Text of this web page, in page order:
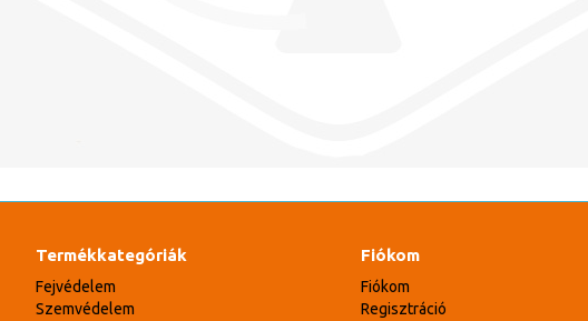
Termékkategóriák
Fejvédelem
Szemvédelem
Fiókom
Fiókom
Regisztráció